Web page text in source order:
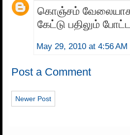
கொஞ்சம் வேலையாக
கேட்டு பதிலும்
May 29, 2010 at 4:56 AM
Post a Comment
Newer Post